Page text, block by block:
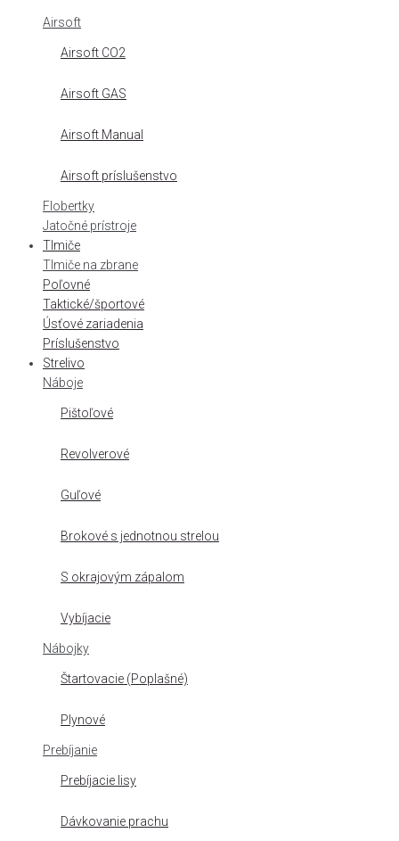
Airsoft
Airsoft CO2
Airsoft GAS
Airsoft Manual
Airsoft príslušenstvo
Flobertky
Jatočné prístroje
Tlmiče
Tlmiče na zbrane
Poľovné
Taktické/športové
Úsťové zariadenia
Príslušenstvo
Strelivo
Náboje
Pištoľové
Revolverové
Guľové
Brokové s jednotnou strelou
S okrajovým zápalom
Vybíjacie
Nábojky
Štartovacie (Poplašné)
Plynové
Prebíjanie
Prebíjacie lisy
Dávkovanie prachu